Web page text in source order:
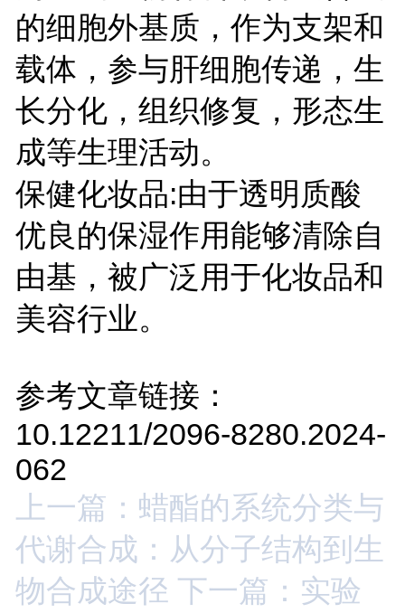
的细胞外基质，作为支架和
载体，参与肝细胞传递，生
长分化，组织修复，形态生
成等生理活动。
保健化妆品:由于透明质酸
优良的保湿作用能够清除自
由基，被广泛用于化妆品和
美容行业。
参考文章链接：
10.12211/2096-8280.2024-
062
上一篇：蜡酯的系统分类与
代谢合成：从分子结构到生
物合成途径 下一篇：实验